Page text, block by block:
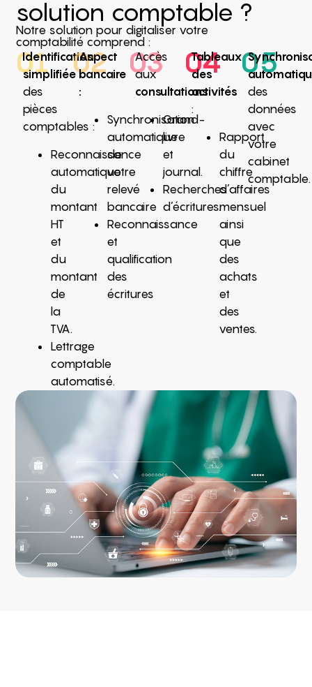
solution comptable ?
Notre solution pour digitaliser votre
comptabilité comprend :
01
Identification
simplifiée
des
pièces
comptables :
Reconnaissance
automatique
du
montant
HT
et
du
montant
de
la
TVA.
Lettrage
comptable
automatisé.
02
Aspect
bancaire
:
Synchronisation
automatique
de
votre
relevé
bancaire
Reconnaissance
et
qualification
des
écritures
03
Accès
aux
consultations:
Grand-
livre
et
journal.
Recherches
d’écritures.
04
Tableaux
des
activités
:
Rapport
du
chiffre
d’affaires
mensuel
ainsi
que
des
achats
et
des
ventes.
05
des
données
avec
votre
cabinet
comptable.